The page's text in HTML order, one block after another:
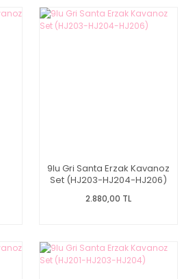
9lu Gri Santa Erzak Kavanoz
Set (HJ203-HJ204-HJ206)
2.880,00 TL